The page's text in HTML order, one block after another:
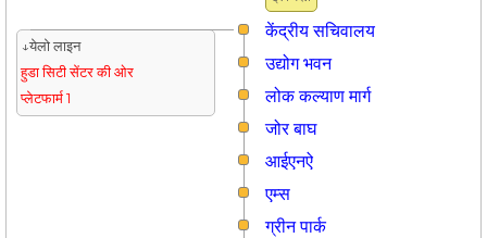
केंद्रीय सचिवालय
↓येलो लाइन
हुडा सिटी सेंटर की ओर
प्लेटफार्म 1
उद्योग भवन
लोक कल्याण मार्ग
जोर बाघ
आईएनऐ
एम्स
ग्रीन पार्क